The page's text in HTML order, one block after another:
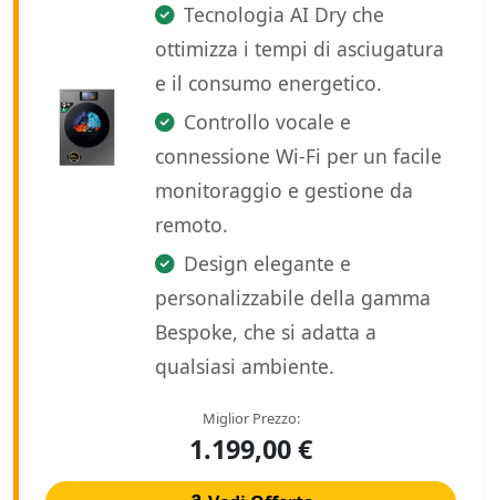
Tecnologia AI Dry che
ottimizza i tempi di asciugatura
e il consumo energetico.
Controllo vocale e
connessione Wi-Fi per un facile
monitoraggio e gestione da
remoto.
Design elegante e
personalizzabile della gamma
Bespoke, che si adatta a
qualsiasi ambiente.
Miglior Prezzo:
1.199,00 €